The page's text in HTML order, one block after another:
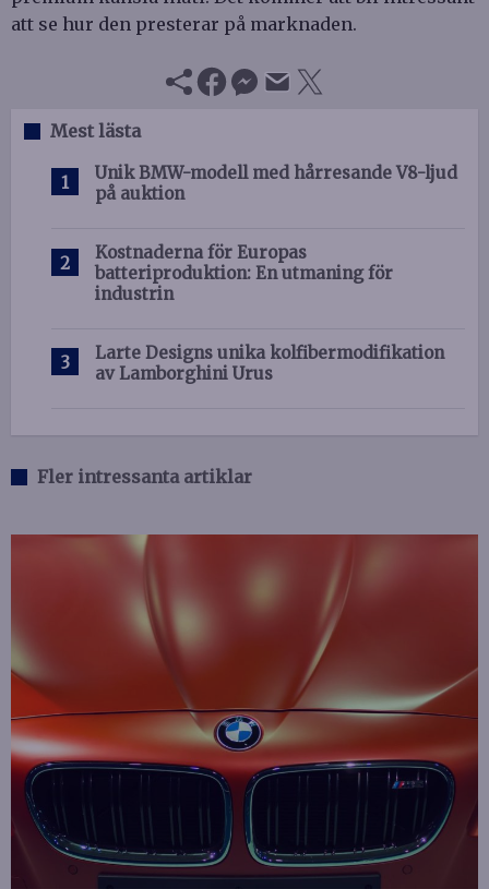
att se hur den presterar på marknaden.
Mest lästa
Unik BMW-modell med hårresande V8-ljud
på auktion
Kostnaderna för Europas
batteriproduktion: En utmaning för
industrin
Larte Designs unika kolfibermodifikation
av Lamborghini Urus
Fler intressanta artiklar